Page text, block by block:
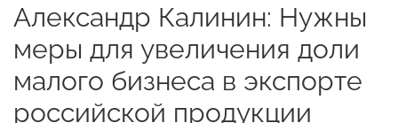
Александр Калинин: Нужны
меры для увеличения доли
малого бизнеса в экспорте
российской продукции